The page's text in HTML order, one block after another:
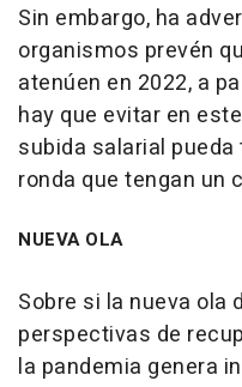
Sin embargo, ha
organismos prevén
atenúen en 2022, a
hay que evitar en
subida salarial
ronda que tengan un
NUEVA OLA
Sobre si la nueva ola
perspectivas de
la pandemia genera